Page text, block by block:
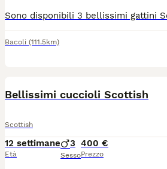
Bacoli (111.5km)
Bellissimi cuccioli Scottish
Scottish
12 settimane
Età
3
Sesso
400 €
Prezzo